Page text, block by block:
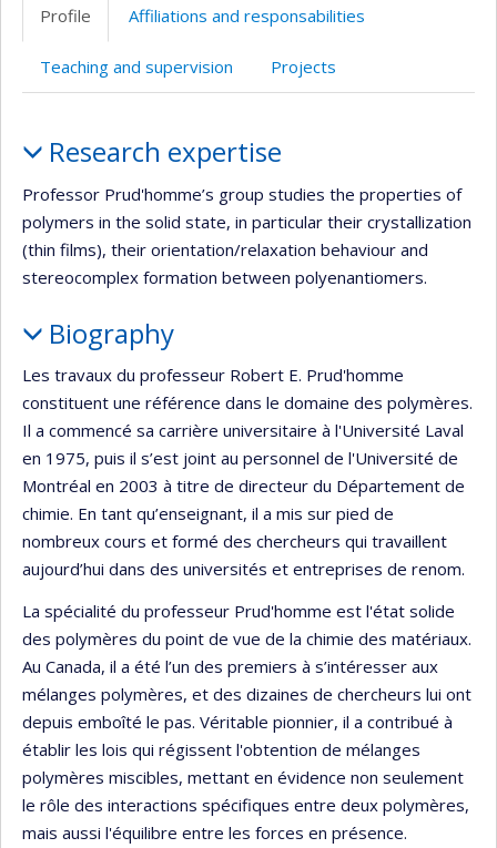
Profile Affiliations and responsabilities
Teaching and supervision Projects
Research expertise
Professor Prud'homme’s group studies the properties of
polymers in the solid state, in particular their crystallization
(thin films), their orientation/relaxation behaviour and
stereocomplex formation between polyenantiomers.
Biography
Les travaux du professeur Robert E. Prud'homme
constituent une référence dans le domaine des polymères.
Il a commencé sa carrière universitaire à l'Université Laval
en 1975, puis il s’est joint au personnel de l'Université de
Montréal en 2003 à titre de directeur du Département de
chimie. En tant qu’enseignant, il a mis sur pied de
nombreux cours et formé des chercheurs qui travaillent
aujourd’hui dans des universités et entreprises de renom.
La spécialité du professeur Prud'homme est l'état solide
des polymères du point de vue de la chimie des matériaux.
Au Canada, il a été l’un des premiers à s’intéresser aux
mélanges polymères, et des dizaines de chercheurs lui ont
depuis emboîté le pas. Véritable pionnier, il a contribué à
établir les lois qui régissent l'obtention de mélanges
polymères miscibles, mettant en évidence non seulement
le rôle des interactions spécifiques entre deux polymères,
mais aussi l'équilibre entre les forces en présence.